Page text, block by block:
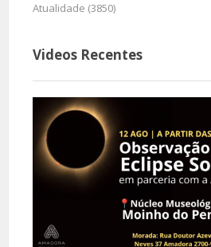
Atualidade (3850)
Videos Recentes